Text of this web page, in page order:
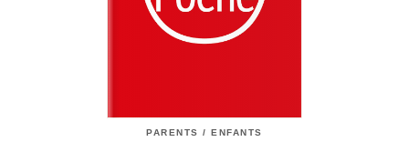
PARENTS / ENFANTS